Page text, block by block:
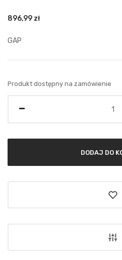
896,99 zł
GAP
Produkt dostępny na zamówienie
DODAJ DO